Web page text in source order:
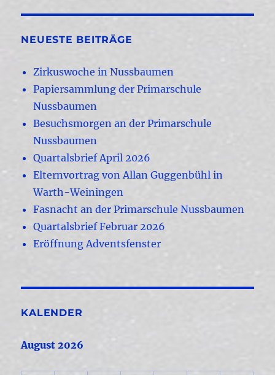
NEUESTE BEITRÄGE
Zirkuswoche in Nussbaumen
Papiersammlung der Primarschule
Nussbaumen
Besuchsmorgen an der Primarschule
Nussbaumen
Quartalsbrief April 2026
Elternvortrag von Allan Guggenbühl in
Warth-Weiningen
Fasnacht an der Primarschule Nussbaumen
Quartalsbrief Februar 2026
Eröffnung Adventsfenster
KALENDER
August 2026